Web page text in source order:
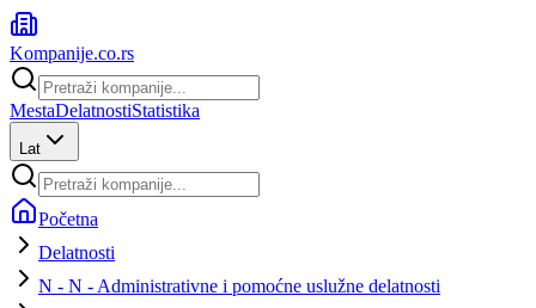
Kompanije.co.rs
MestaDelatnostiStatistika
Lat
Početna
Delatnosti
N - N - Administrativne i pomoćne uslužne delatnosti